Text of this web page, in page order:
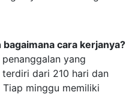
bagaimana cara kerjanya?
yang
dari 210 hari dan
minggu memiliki